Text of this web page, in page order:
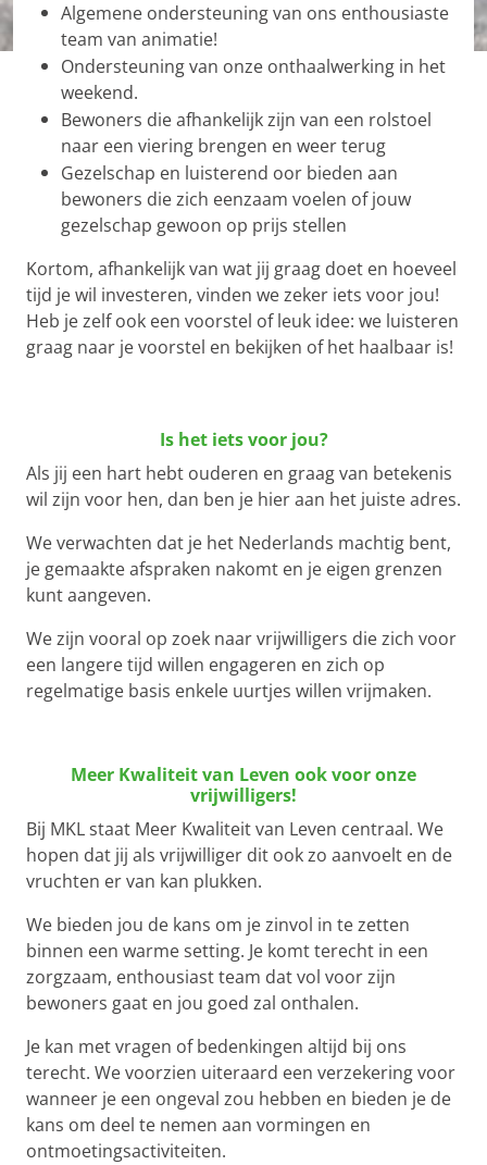
Algemene ondersteuning van ons enthousiaste
team van animatie!
Ondersteuning van onze onthaalwerking in het
weekend.
Bewoners die afhankelijk zijn van een rolstoel
naar een viering brengen en weer terug
Gezelschap en luisterend oor bieden aan
bewoners die zich eenzaam voelen of jouw
gezelschap gewoon op prijs stellen
Kortom, afhankelijk van wat jij graag doet en hoeveel
tijd je wil investeren, vinden we zeker iets voor jou!
Heb je zelf ook een voorstel of leuk idee: we luisteren
graag naar je voorstel en bekijken of het haalbaar is!
Is het iets voor jou?
Als jij een hart hebt ouderen en graag van betekenis
wil zijn voor hen, dan ben je hier aan het juiste adres.
We verwachten dat je het Nederlands machtig bent,
je gemaakte afspraken nakomt en je eigen grenzen
kunt aangeven.
We zijn vooral op zoek naar vrijwilligers die zich voor
een langere tijd willen engageren en zich op
regelmatige basis enkele uurtjes willen vrijmaken.
Meer Kwaliteit van Leven ook voor onze
vrijwilligers!
Bij MKL staat Meer Kwaliteit van Leven centraal. We
hopen dat jij als vrijwilliger dit ook zo aanvoelt en de
vruchten er van kan plukken.
We bieden jou de kans om je zinvol in te zetten
binnen een warme setting. Je komt terecht in een
zorgzaam, enthousiast team dat vol voor zijn
bewoners gaat en jou goed zal onthalen.
Je kan met vragen of bedenkingen altijd bij ons
terecht. We voorzien uiteraard een verzekering voor
wanneer je een ongeval zou hebben en bieden je de
kans om deel te nemen aan vormingen en
ontmoetingsactiviteiten.